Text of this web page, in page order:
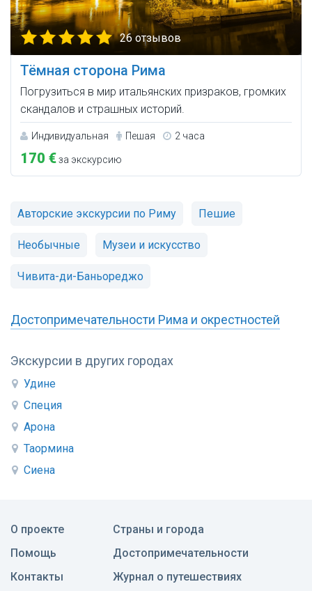
Экскурсии в других городах
Удине
Специя
Арона
Таормина
Сиена
26 отзывов
Тёмная сторона Рима
Погрузиться в мир итальянских призраков, громких
скандалов и страшных историй.
Индивидуальная Пешая 2 часа
170 €за экскурсию
Авторские экскурсии по Риму Пешие
Необычные Музеи и искусство
Чивита-ди-Баньореджо
Достопримечательности Рима и окрестностей
О проекте
Помощь
Контакты
Страны и города
Достопримечательности
Журнал о путешествиях